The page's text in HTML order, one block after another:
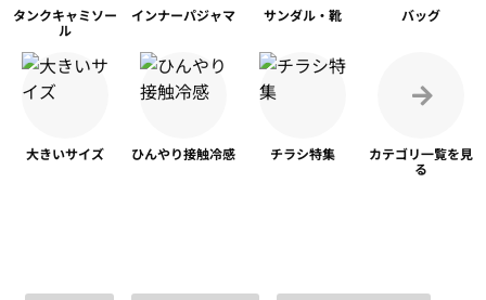
タンクキャミソー
ル
インナーパジャマ サンダル・靴 バッグ
大きいサイズ ひんやり接触冷感 チラシ特集 カテゴリ一覧を見
る